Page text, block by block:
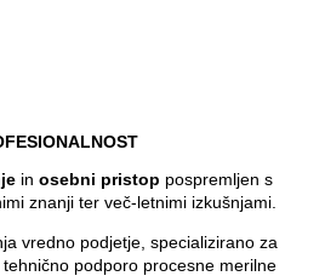
in osebni pristop pospremljen s
znanji ter več-letnimi izkušnjami.
vredno podjetje, specializirano za
podporo procesne merilne